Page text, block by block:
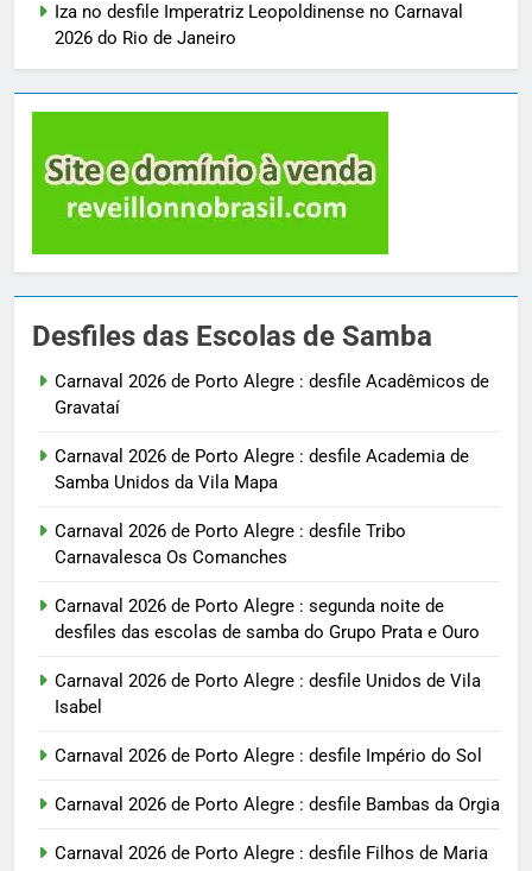
Iza no desfile Imperatriz Leopoldinense no Carnaval
2026 do Rio de Janeiro
Desfiles das Escolas de Samba
Carnaval 2026 de Porto Alegre : desfile Acadêmicos de
Gravataí
Carnaval 2026 de Porto Alegre : desfile Academia de
Samba Unidos da Vila Mapa
Carnaval 2026 de Porto Alegre : desfile Tribo
Carnavalesca Os Comanches
Carnaval 2026 de Porto Alegre : segunda noite de
desfiles das escolas de samba do Grupo Prata e Ouro
Carnaval 2026 de Porto Alegre : desfile Unidos de Vila
Isabel
Carnaval 2026 de Porto Alegre : desfile Império do Sol
Carnaval 2026 de Porto Alegre : desfile Bambas da Orgia
Carnaval 2026 de Porto Alegre : desfile Filhos de Maria